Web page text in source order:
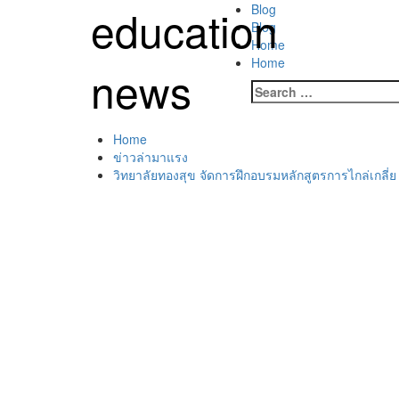
education
news
Primary
Menu
Blog
Blog
Home
Home
Search
for:
Home
ข่าวล่ามาแรง
วิทยาลัยทองสุข จัดการฝึกอบรมหลักสูตรการไกล่เกลี่